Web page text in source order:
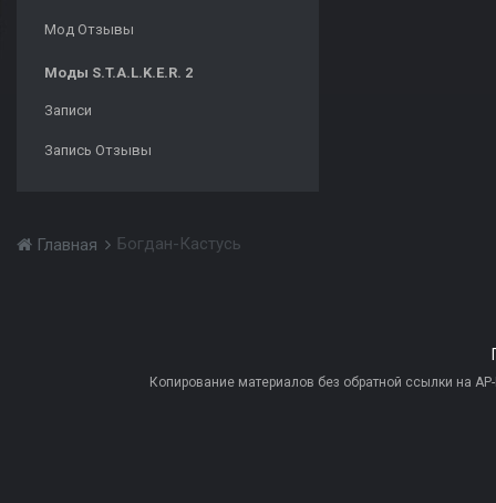
Мод Отзывы
Моды S.T.A.L.K.E.R. 2
Записи
Запись Отзывы
Главная Богдан-Кастусь
Копирование материалов без обратной ссылки на